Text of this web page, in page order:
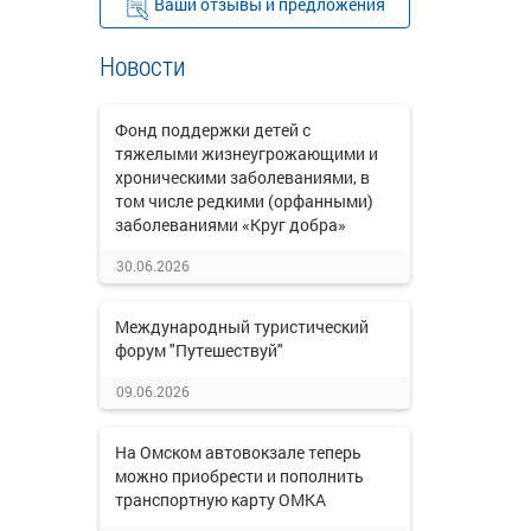
Новости
Фонд поддержки детей с
тяжелыми жизнеугрожающими и
хроническими заболеваниями, в
том числе редкими (орфанными)
заболеваниями «Круг добра»
30.06.2026
Международный туристический
форум "Путешествуй"
09.06.2026
На Омском автовокзале теперь
можно приобрести и пополнить
транспортную карту ОМКА